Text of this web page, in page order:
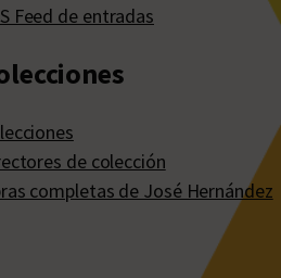
Feed de entradas
de colección
completas de José Hernández